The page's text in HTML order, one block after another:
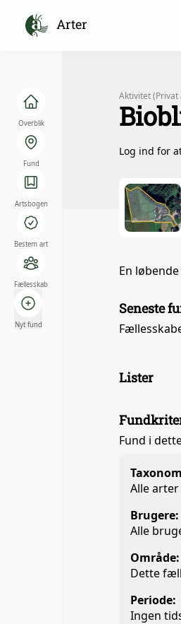
Arter
Overblik
Fund
Artsbogen
Bestem art
Fællesskab
Nyt fund
Aktivitet
Log ind for
En
Seneste
Lister
Fund i
Alle
Brugere:
Alle
Område:
Dette
Periode:
Ingen